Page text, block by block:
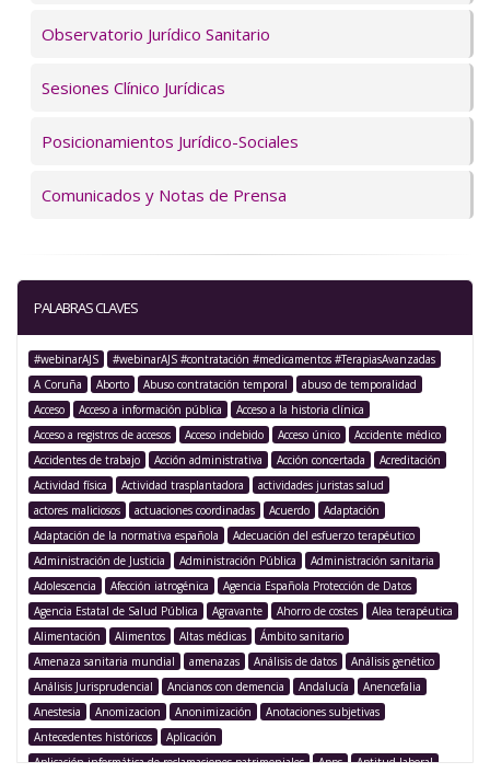
Observatorio Jurídico Sanitario
Sesiones Clínico Jurídicas
Posicionamientos Jurídico-Sociales
Comunicados y Notas de Prensa
PALABRAS CLAVES
#webinarAJS
#webinarAJS #contratación #medicamentos #TerapiasAvanzadas
A Coruña
Aborto Abuso contratación temporal
abuso de temporalidad
Acceso
Acceso a información pública
Acceso a la historia clínica
Acceso a registros de accesos
Acceso indebido Acceso único
Accidente médico
Accidentes de trabajo
Acción administrativa Acción concertada
Acreditación
Actividad física
Actividad trasplantadora
actividades juristas salud
actores maliciosos
actuaciones coordinadas Acuerdo
Adaptación
Adaptación de la normativa española
Adecuación del esfuerzo terapéutico
Administración de Justicia
Administración Pública
Administración sanitaria
Adolescencia
Afección iatrogénica
Agencia Española Protección de Datos
Agencia Estatal de Salud Pública
Agravante Ahorro de costes
Alea terapéutica
Alimentación
Alimentos Altas médicas
Ámbito sanitario
Amenaza sanitaria mundial
amenazas Análisis de datos
Análisis genético
Análisis Jurisprudencial
Ancianos con demencia Andalucía
Anencefalia
Anestesia
Anomizacion Anonimización
Anotaciones subjetivas
Antecedentes históricos
Aplicación
Aplicación informática de reclamaciones patrimoniales
Apps
Aptitud laboral